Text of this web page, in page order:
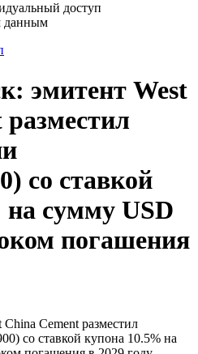
доступе
эмитент West
со ставкой
сумму USD